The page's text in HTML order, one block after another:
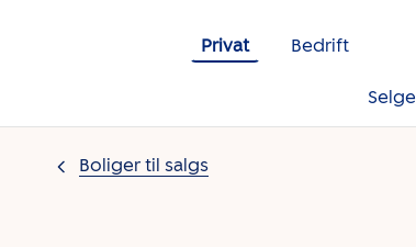
Privat
Bedrift
Selge
Boliger til salgs